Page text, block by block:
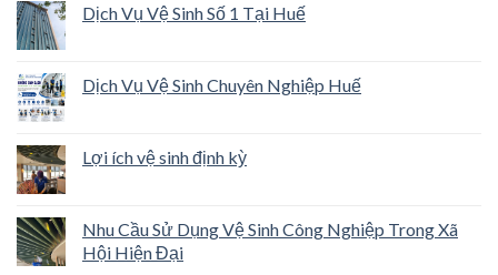
Dịch Vụ Vệ Sinh Số 1 Tại Huế
Dịch Vụ Vệ Sinh Chuyên Nghiệp Huế
Lợi ích vệ sinh định kỳ
Nhu Cầu Sử Dụng Vệ Sinh Công Nghiệp Trong Xã
Hội Hiện Đại